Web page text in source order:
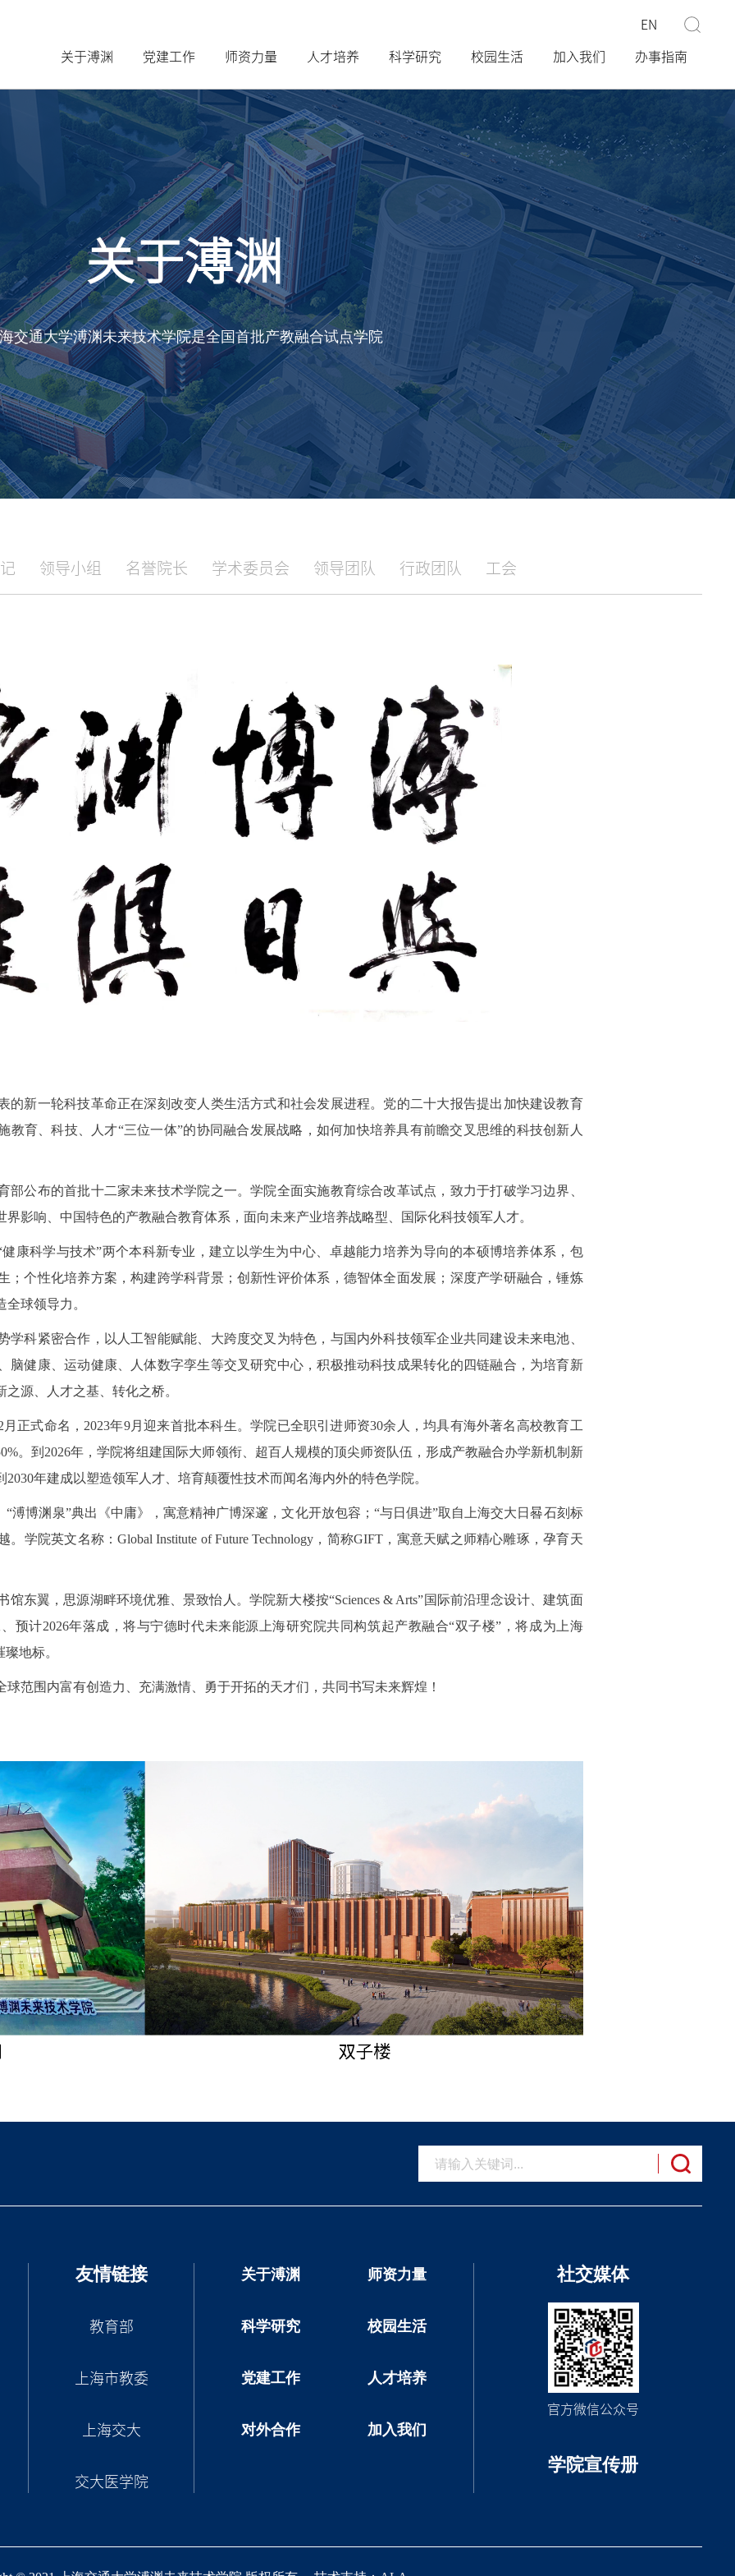
EN
关于溥渊 党建工作 师资力量 人才培养 科学研究 校园生活 加入我们 办事指南
关于溥渊
交通大学溥渊未来技术学院是全国首批产教融合试点学院
领导小组 名誉院长 学术委员会 领导团队 行政团队 工会
的新一轮科技革命正在深刻改变人类生活方式和社会发展进程。党的二十大报告提出加快建设教育
教育、科技、人才“三位一体”的协同融合发展战略，如何加快培养具有前瞻交叉思维的科技创新人
部公布的首批十二家未来技术学院之一。学院全面实施教育综合改革试点，致力于打破学习边界、
影响、中国特色的产教融合教育体系，面向未来产业培养战略型、国际化科技领军人才。
康科学与技术”两个本科新专业，建立以学生为中心、卓越能力培养为导向的本硕博培养体系，包
；个性化培养方案，构建跨学科背景；创新性评价体系，德智体全面发展；深度产学研融合，锤炼
球领导力。
学科紧密合作，以人工智能赋能、大跨度交叉为特色，与国内外科技领军企业共同建设未来电池、
脑健康、运动健康、人体数字孪生等交叉研究中心，积极推动科技成果转化的四链融合，为培育新
源、人才之基、转化之桥。
月正式命名，2023年9月迎来首批本科生。学院已全职引进师资30余人，均具有海外著名高校教育工
。到2026年，学院将组建国际大师领衔、超百人规模的顶尖师资队伍，形成产教融合办学新机制新
年建成以塑造领军人才、培育颠覆性技术而闻名海内外的特色学院。
溥博渊泉”典出《中庸》，寓意精神广博深邃，文化开放包容；“与日俱进”取自上海交大日晷石刻标
学院英文名称：Global Institute of Future Technology，简称GIFT，寓意天赋之师精心雕琢，孕育天
东翼，思源湖畔环境优雅、景致怡人。学院新大楼按“Sciences & Arts”国际前沿理念设计、建筑面
预计2026年落成，将与宁德时代未来能源上海研究院共同构筑起产教融合“双子楼”，将成为上海
地标。
范围内富有创造力、充满激情、勇于开拓的天才们，共同书写未来辉煌！
友情链接
教育部
上海市教委
上海交大
交大医学院
关于溥渊 师资力量
科学研究 校园生活
党建工作 人才培养
对外合作 加入我们
社交媒体
官方微信公众号
学院宣传册